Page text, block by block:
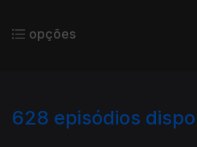
opções
628 episódios